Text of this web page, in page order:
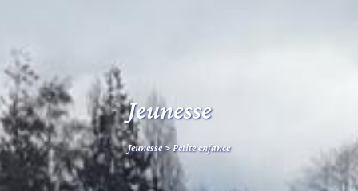
Jeunesse
Jeunesse> Petite enfance